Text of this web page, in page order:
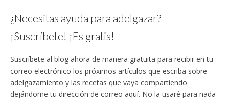
¿Necesitas ayuda para adelgazar?
¡Suscríbete! ¡Es gratis!
Suscríbete al blog ahora de manera gratuita para recibir en tu
correo electrónico los próximos artículos que escriba sobre
adelgazamiento y las recetas que vaya compartiendo
dejándome tu dirección de correo aquí. No la usaré para nada